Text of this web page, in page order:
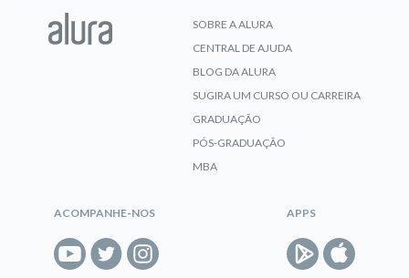
SOBRE A ALURA
CENTRAL DE AJUDA
BLOG DA ALURA
SUGIRA UM CURSO OU CARREIRA
GRADUAÇÃO
PÓS-GRADUAÇÃO
MBA
ACOMPANHE-NOS APPS